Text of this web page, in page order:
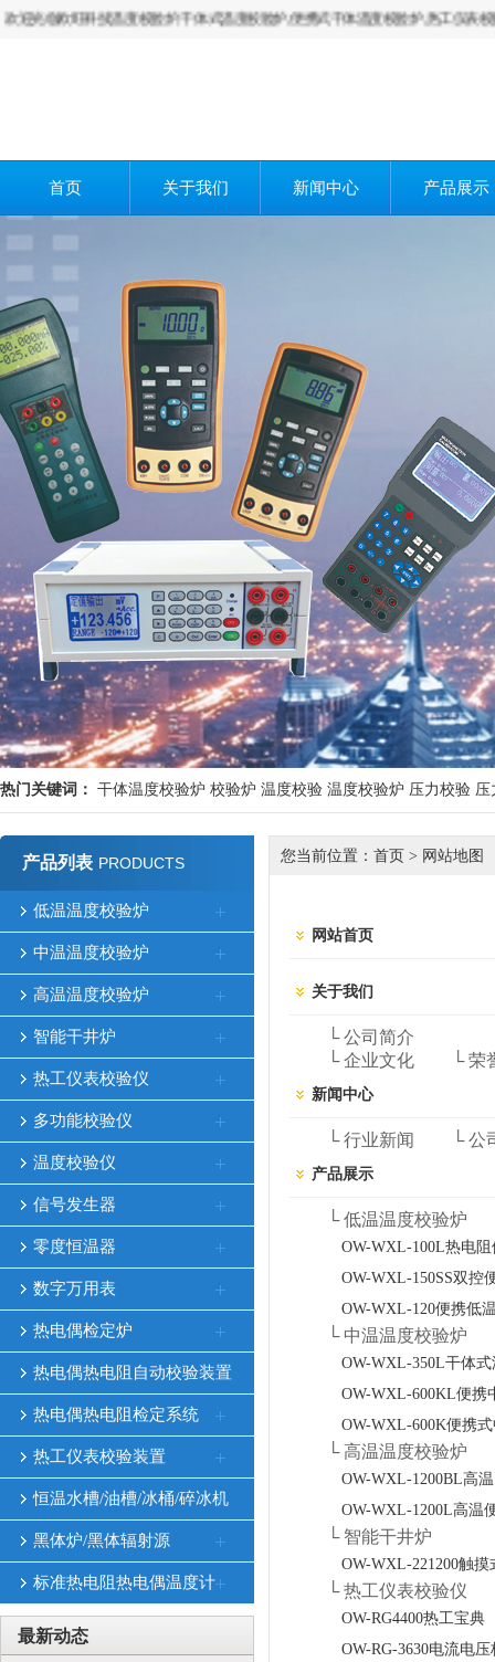
欧旺科技温度校验炉,干体式温度校验炉,便携式干体温度校验炉,热工仪表校验仪,
首页 关于我们 新闻中心 产品展示
热门关键词： 干体温度校验炉 校验炉 温度校验 温度校验炉 压力校验 压
产品列表 PRODUCTS
低温温度校验炉
中温温度校验炉
高温温度校验炉
智能干井炉
热工仪表校验仪
多功能校验仪
温度校验仪
信号发生器
零度恒温器
数字万用表
热电偶检定炉
热电偶热电阻自动校验装置
热电偶热电阻检定系统
热工仪表校验装置
恒温水槽/油槽/冰桶/碎冰机
黑体炉/黑体辐射源
标准热电阻热电偶温度计
最新动态
您当前位置： 首页 > 网站地图
网站首页
关于我们
└ 公司简介
└ 企业文化
└ 荣
新闻中心
└ 行业新闻 └ 公
产品展示
└ 低温温度校验炉
OW-WXL-100L热电
OW-WXL-150SS双控
OW-WXL-120便携低
└ 中温温度校验炉
OW-WXL-350L干体
OW-WXL-600KL便携
OW-WXL-600K便携
└ 高温温度校验炉
OW-WXL-1200BL高
OW-WXL-1200L高温
└ 智能干井炉
OW-WXL-221200触摸
└ 热工仪表校验仪
OW-RG4400热工宝典
OW-RG-3630电流电